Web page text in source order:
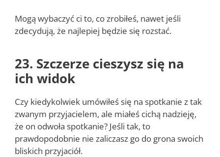
Mogą wybaczyć ci to, co zrobiłeś, nawet jeśli
zdecydują, że najlepiej będzie się rozstać.
23. Szczerze cieszysz się na
ich widok
Czy kiedykolwiek umówiłeś się na spotkanie z tak
zwanym przyjacielem, ale miałeś cichą nadzieję,
że on odwoła spotkanie? Jeśli tak, to
prawdopodobnie nie zaliczasz go do grona swoich
bliskich przyjaciół.